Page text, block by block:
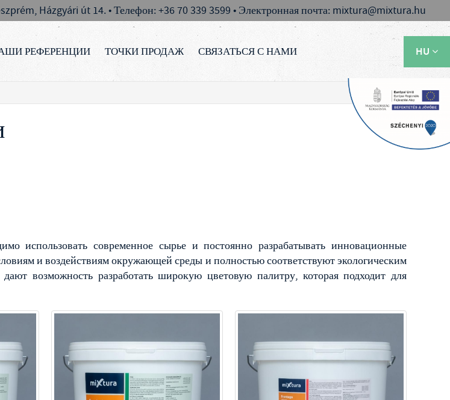
HU
RU
Házgyári út 14. • Телефон: +36 70 339 3599 • Электронная почта: mixtura@mixtura.hu
РЕФЕРЕНЦИИ ТОЧКИ ПРОДАЖ СВЯЗАТЬСЯ С НАМИ
использовать современное сырье и постоянно разрабатывать инновационные
и воздействиям окружающей среды и полностью соответствуют экологическим
возможность разработать широкую цветовую палитру, которая подходит для